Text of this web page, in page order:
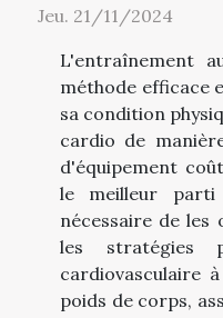
Jeu. 21/11/2024
L'entraînement
méthode efficace
sa condition
cardio de
d'équipement
le meilleur
nécessaire de
les stratégies
cardiovasculaire
poids de corps,